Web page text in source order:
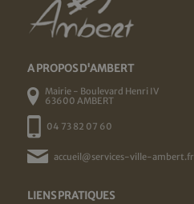
A PROPOS D'AMBERT
Mairie - Boulevard Henri IV
63600 AMBERT
04 73 82 07 60
accueil@services-ville-ambert.fr
LIENS PRATIQUES